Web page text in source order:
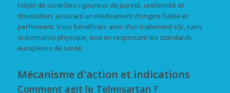
l’objet de contrôles rigoureux de pureté, uniformité et
dissolution, assurant un médicament d’origine fiable et
performant. Vous bénéficiez ainsi d’un traitement sûr, sans
ordonnance physique, tout en respectant les standards
européens de santé.
Mécanisme d'action et indications
Comment agit le Telmisartan ?